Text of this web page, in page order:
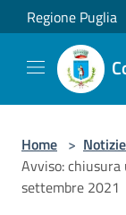
Salta al contenuto
Regione Puglia
Home > Notizie
Avviso:
settembre 2021